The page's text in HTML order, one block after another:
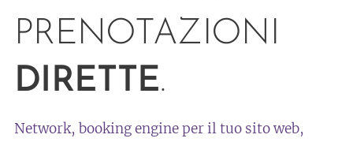
PRENOTAZIONI
DIRETTE.
Network, booking engine per il tuo sito web,